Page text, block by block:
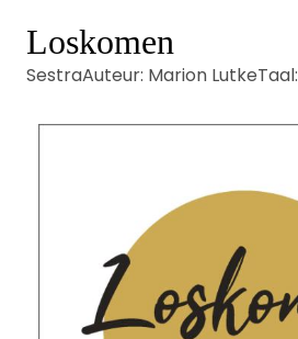
Loskomen
SestraAuteur: Marion LutkeTaal: